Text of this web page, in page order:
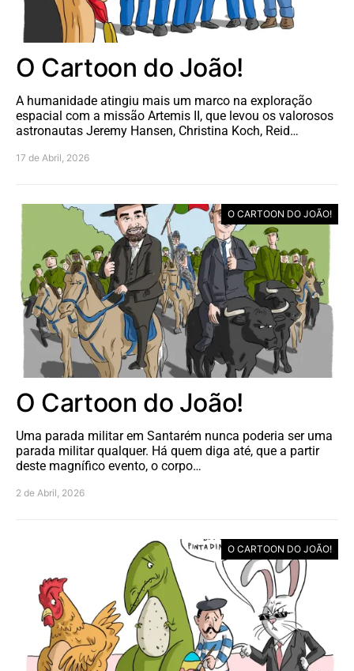
O Cartoon do João!
A humanidade atingiu mais um marco na exploração
espacial com a missão Artemis II, que levou os valorosos
astronautas Jeremy Hansen, Christina Koch, Reid…
17 de Abril, 2026
O CARTOON DO JOÃO!
O Cartoon do João!
Uma parada militar em Santarém nunca poderia ser uma
parada militar qualquer. Há quem diga até, que a partir
deste magnífico evento, o corpo…
2 de Abril, 2026
O CARTOON DO JOÃO!